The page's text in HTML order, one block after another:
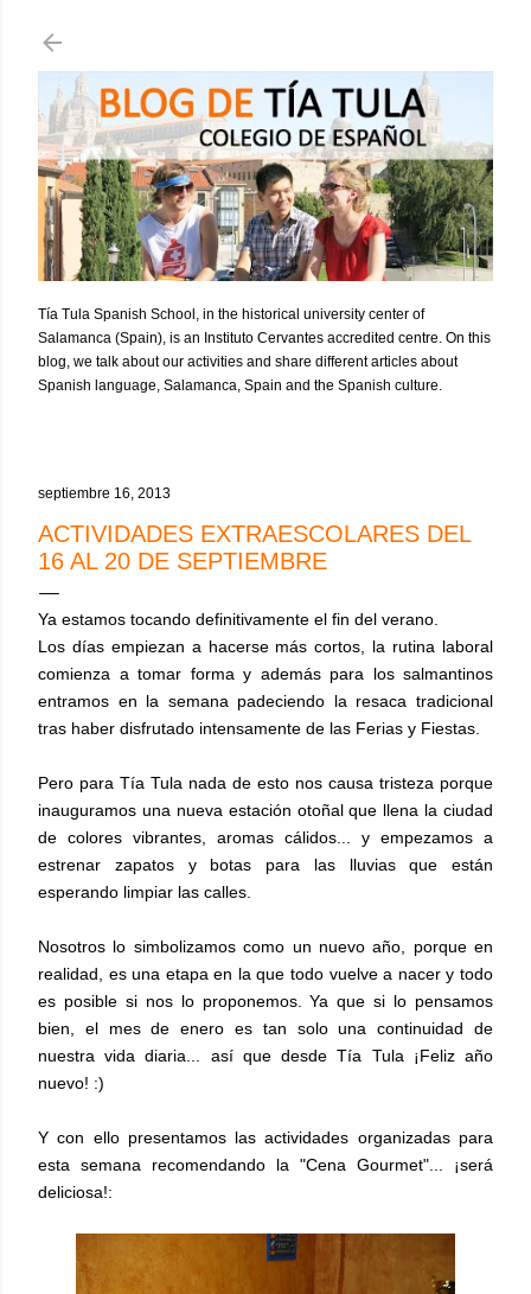
Tía Tula Spanish School, in the historical university center of
Salamanca (Spain), is an Instituto Cervantes accredited centre. On this
blog, we talk about our activities and share different articles about
Spanish language, Salamanca, Spain and the Spanish culture.
septiembre 16, 2013
ACTIVIDADES EXTRAESCOLARES DEL
16 AL 20 DE SEPTIEMBRE
Ya estamos tocando definitivamente el fin del verano.
Los días empiezan a hacerse más cortos, la rutina laboral
comienza a tomar forma y además para los salmantinos
entramos en la semana padeciendo la resaca tradicional
tras haber disfrutado intensamente de las Ferias y Fiestas.
Pero para Tía Tula nada de esto nos causa tristeza porque
inauguramos una nueva estación otoñal que llena la ciudad
de colores vibrantes, aromas cálidos... y empezamos a
estrenar zapatos y botas para las lluvias que están
esperando limpiar las calles.
Nosotros lo simbolizamos como un nuevo año, porque en
realidad, es una etapa en la que todo vuelve a nacer y todo
es posible si nos lo proponemos. Ya que si lo pensamos
bien, el mes de enero es tan solo una continuidad de
nuestra vida diaria... así que desde Tía Tula ¡Feliz año
nuevo! :)
Y con ello presentamos las actividades organizadas para
esta semana recomendando la "Cena Gourmet"... ¡será
deliciosa!: